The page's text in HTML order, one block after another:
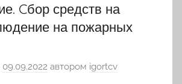
Cбор средств на
на пожарных
09.09.2022 автором igortcv